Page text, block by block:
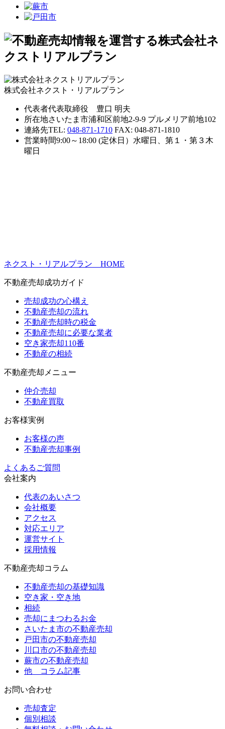
株式会社ネクスト・リアルプラン
代表者代表取締役 豊口 明夫
所在地さいたま市浦和区前地2-9-9 プルメリア前地102
連絡先TEL: 048-871-1710 FAX: 048-871-1810
営業時間9:00～18:00 (定休日）水曜日、第１・第３木
曜日
ネクスト・リアルプラン HOME
不動産売却成功ガイド
売却成功の心構え
不動産売却の流れ
不動産売却時の税金
不動産売却に必要な業者
空き家売却110番
不動産の相続
不動産売却メニュー
仲介売却
不動産買取
お客様実例
お客様の声
不動産売却事例
よくあるご質問
会社案内
代表のあいさつ
会社概要
アクセス
対応エリア
運営サイト
採用情報
不動産売却コラム
不動産売却の基礎知識
空き家・空き地
相続
売却にまつわるお金
さいたま市の不動産売却
戸田市の不動産売却
川口市の不動産売却
蕨市の不動産売却
他 コラム記事
お問い合わせ
売却査定
個別相談